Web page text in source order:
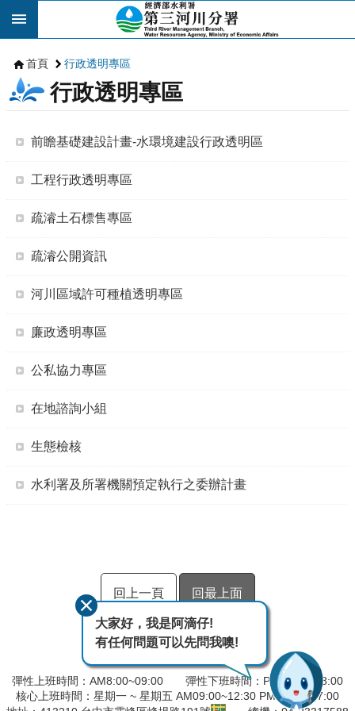
跳到主要內容區塊
首頁 行政透明專區
行政透明專區
前瞻基礎建設計畫-水環境建設行政透明區
工程行政透明專區
疏濬土石標售專區
疏濬公開資訊
河川區域許可種植透明專區
廉政透明專區
公私協力專區
在地諮詢小組
生態檢核
水利署及所署機關預定執行之委辦計畫
回上一頁 回最上面
彈性上班時間：AM8:00~09:00 彈性下班時間：PM17:00~18:00
核心上班時間：星期一 ~ 星期五 AM09:00~12:30 PM13:30~17:00
大家好，我是阿滴仔!
有任何問題可以先問我噢!